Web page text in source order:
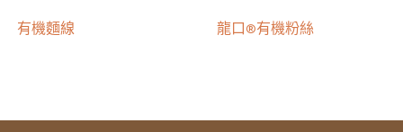
有機麵線 龍口®有機粉絲